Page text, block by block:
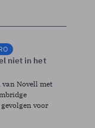
niet in het
van Novell met
voor